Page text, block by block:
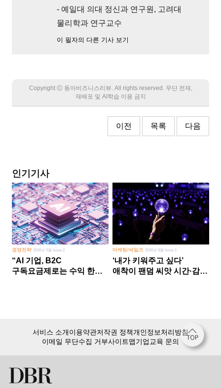
- 예일대 의대 정신과 연구원, 고려대
물리학과 연구교수
이 필자의 다른 기사 보기
Copyright Ⓒ 동아비즈니스리뷰. All rights reserved. 무단 전재,
재배포 및 AI학습 이용 금지
이전 목록 다음
인기기사
경영전략 2026년 5월 Issue 2
“AI 기업, B2C
구독요금제로는 수익 한계
마케팅/세일즈 2026년 8월 Issue 1
‘내가 키워주고 싶다’
애착이 팬덤 씨앗 시간·감정
서비스 소개이용약관저작권 정책개인정보처리방침
이메일 무단수집 거부사이트맵기업교육 문의